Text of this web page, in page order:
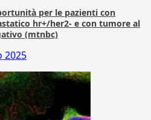
per le pazienti con
hr+/her2- e con tumore al
(mtnbc)
2025